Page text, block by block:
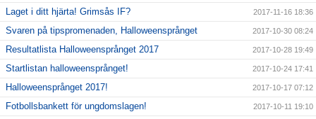
Laget i ditt hjärta! Grimsås IF? 2017-11-16 18:36
Svaren på tipspromenaden, Halloweensprånget 2017-10-30 08:24
Resultatlista Halloweensprånget 2017 2017-10-28 19:49
Startlistan halloweensprånget! 2017-10-24 17:41
Halloweensprånget 2017! 2017-10-17 07:12
Fotbollsbankett för ungdomslagen! 2017-10-11 19:10